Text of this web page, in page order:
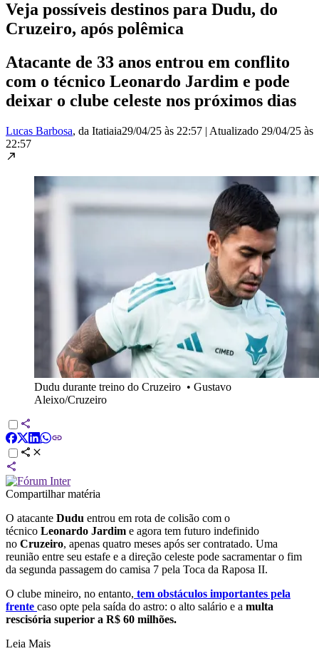
Veja possíveis destinos para Dudu, do
Cruzeiro, após polêmica
Atacante de 33 anos entrou em conflito
com o técnico Leonardo Jardim e pode
deixar o clube celeste nos próximos dias
Lucas Barbosa, da Itatiaia29/04/25 às 22:57 | Atualizado 29/04/25 às
22:57
Dudu durante treino do Cruzeiro • Gustavo
Aleixo/Cruzeiro
Compartilhar matéria
O atacante Dudu entrou em rota de colisão com o
técnico Leonardo Jardim e agora tem futuro indefinido
no Cruzeiro, apenas quatro meses após ser contratado. Uma
reunião entre seu estafe e a direção celeste pode sacramentar o fim
da segunda passagem do camisa 7 pela Toca da Raposa II.
O clube mineiro, no entanto, tem obstáculos importantes pela
frente caso opte pela saída do astro: o alto salário e a multa
rescisória superior a R$ 60 milhões.
Leia Mais